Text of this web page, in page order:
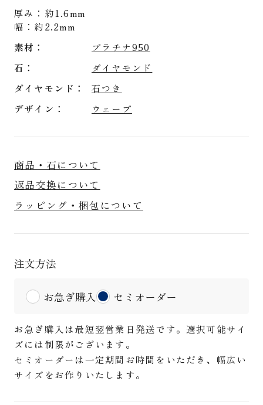
厚み：約1.6mm
幅：約2.2mm
素材
プラチナ950
石
ダイヤモンド
ダイヤモンド
石つき
デザイン
ウェーブ
商品・石について
返品交換について
ラッピング・梱包について
注文方法
お急ぎ購入 セミオーダー
お急ぎ購入は最短翌営業日発送です。選択可能サイ
ズには制限がございます。
セミオーダーは一定期間お時間をいただき、幅広い
サイズをお作りいたします。